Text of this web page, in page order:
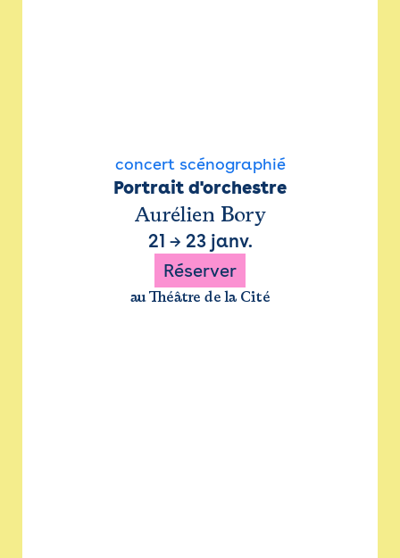
concert scénographié
Portrait d'orchestre
Aurélien Bory
21 → 23 janv.
Réserver
au Théâtre de la Cité